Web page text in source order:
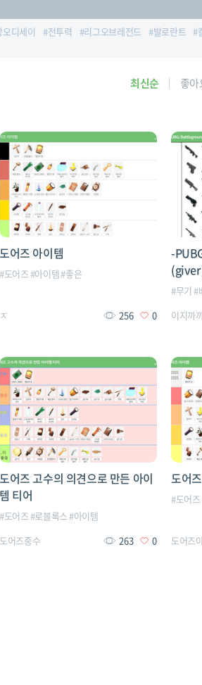
오디세이 #전투력 #리그오브레전드 #발로란트 #
최신순 좋
도어즈 아이템
#도어즈#아이템#좋은
ㅈ 256 0
-
#무기 #
이지까
도어즈 고수의 의견으로 만든 아이
템 티어
#도어즈#로블록스#아이템
도어즈중수
263 0
도어
#도어즈
도어즈